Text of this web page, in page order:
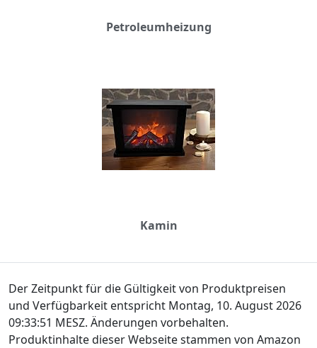
Petroleumheizung
Kamin
Der Zeitpunkt für die Gültigkeit von Produktpreisen
und Verfügbarkeit entspricht Montag, 10. August 2026
09:33:51 MESZ. Änderungen vorbehalten.
Produktinhalte dieser Webseite stammen von Amazon